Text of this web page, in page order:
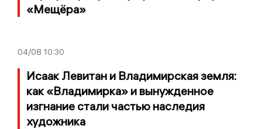
«Мещёра»
04/08 10:30
Исаак Левитан и Владимирская земля:
как «Владимирка» и вынужденное
изгнание стали частью наследия
художника